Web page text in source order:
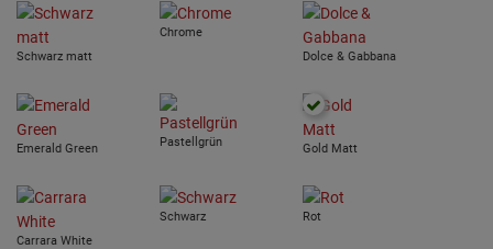
Schwarz matt
Chrome
Dolce & Gabbana
Emerald Green Pastellgrün Gold Matt
Carrara White
Schwarz Rot